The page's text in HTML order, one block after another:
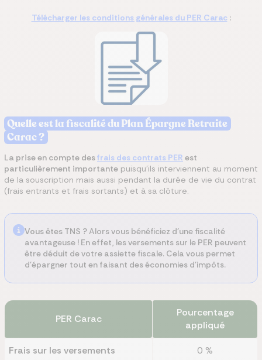
Télécharger les conditions générales du PER Carac :
Quelle est la fiscalité du Plan Épargne Retraite
Carac ?
La prise en compte desfrais des contrats PER est
particulièrement importante puisqu’ils interviennent au moment
de la souscription mais aussi pendant la durée de vie du contrat
(frais entrants et frais sortants) et à sa clôture.
Vous êtes TNS ?Alors vous bénéficiez d'une fiscalité
avantageuse ! En effet, les versements sur le PER peuvent
être déduit de votre assiette fiscale. Cela vous permet
d'épargner tout en faisant des économies d'impôts.
PER Carac
Pourcentage
appliqué
Frais sur les versements 0 %